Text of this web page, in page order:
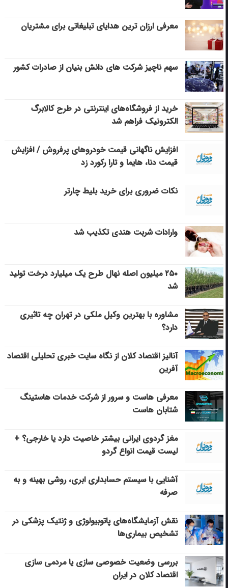
معرفی ارزان ترین هدایای تبلیغاتی برای مشتریان
سهم ناچیز شرکت های دانش بنیان از صادرات کشور
خرید از فروشگاه‌های اینترنتی در طرح کالابرگ
الکترونیک فراهم شد
افزایش ناگهانی قیمت خودروهای پرفروش / افزایش
قیمت دنا، هایما و تارا رکورد زد
نکات ضروری برای خرید بلیط چارتر
وارادات شربت هندی تکذیب شد
۲۵۰ میلیون اصله نهال طرح یک میلیارد درخت تولید
شد
مشاوره با بهترین وکیل ملکی در تهران چه تاثیری
دارد؟
آنالیز اقتصاد کلان از نگاه سایت خبری تحلیلی اقتصاد
آفرین
معرفی هاست و سرور از شرکت خدمات هاستینگ
شتابان هاست
مغز گردوی ایرانی بیشتر خاصیت دارد یا خارجی؟ +
لیست قیمت انواع گردو
آشنایی با سیستم حسابداری ابری، روشی بهینه و به
صرفه
نقش آزمایشگاه‌های پاتوبیولوژی و ژنتیک پزشکی در
تشخیص بیماری‌ها
بررسی وضعیت خصوصی سازی یا مردمی سازی
اقتصاد کلان در ایران